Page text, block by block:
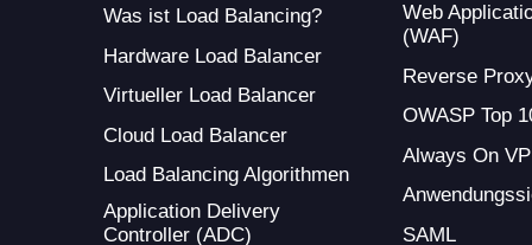
Was ist Load Balancing?
Hardware Load Balancer
Virtueller Load Balancer
Cloud Load Balancer
Load Balancing Algorithmen
Application Delivery
Controller (ADC)
Web
(WAF)
Reverse
OWASP Top
Always On
SAML